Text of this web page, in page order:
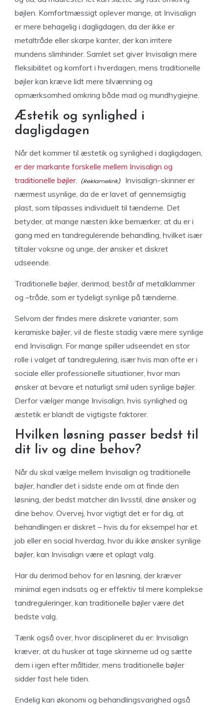
bøjlen. Komfortmæssigt oplever mange, at Invisalign
er mere behagelig i dagligdagen, da der ikke er
metaltråde eller skarpe kanter, der kan irritere
mundens slimhinder. Samlet set giver Invisalign mere
fleksibilitet og komfort i hverdagen, mens traditionelle
bøjler kan kræve lidt mere tilvænning og
opmærksomhed omkring både mad og mundhygiejne.
Æstetik og synlighed i
dagligdagen
Når det kommer til æstetik og synlighed i dagligdagen,
er der markante forskelle mellem Invisalign og
traditionelle bøjler.
Invisalign-skinner er
nærmest usynlige, da de er lavet af gennemsigtig
plast, som tilpasses individuelt til tænderne. Det
betyder, at mange næsten ikke bemærker, at du er i
gang med en tandregulerende behandling, hvilket især
tiltaler voksne og unge, der ønsker et diskret
udseende.
Traditionelle bøjler, derimod, består af metalklammer
og –tråde, som er tydeligt synlige på tænderne.
Selvom der findes mere diskrete varianter, som
keramiske bøjler, vil de fleste stadig være mere synlige
end Invisalign. For mange spiller udseendet en stor
rolle i valget af tandregulering, især hvis man ofte er i
sociale eller professionelle situationer, hvor man
ønsker at bevare et naturligt smil uden synlige bøjler.
Derfor vælger mange Invisalign, hvis synlighed og
æstetik er blandt de vigtigste faktorer.
Hvilken løsning passer bedst til
dit liv og dine behov?
Når du skal vælge mellem Invisalign og traditionelle
bøjler, handler det i sidste ende om at finde den
løsning, der bedst matcher din livsstil, dine ønsker og
dine behov. Overvej, hvor vigtigt det er for dig, at
behandlingen er diskret – hvis du for eksempel har et
job eller en social hverdag, hvor du ikke ønsker synlige
bøjler, kan Invisalign være et oplagt valg.
Har du derimod behov for en løsning, der kræver
minimal egen indsats og er effektiv til mere komplekse
tandreguleringer, kan traditionelle bøjler være det
bedste valg.
Tænk også over, hvor disciplineret du er: Invisalign
kræver, at du husker at tage skinnerne ud og sætte
dem i igen efter måltider, mens traditionelle bøjler
sidder fast hele tiden.
Endelig kan økonomi og behandlingsvarighed også